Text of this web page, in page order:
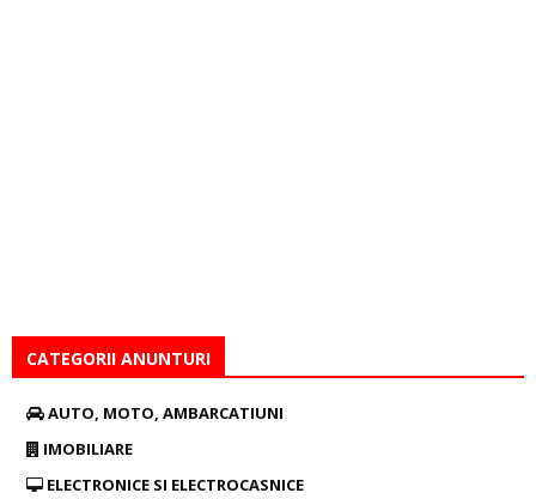
CATEGORII ANUNTURI
AUTO, MOTO, AMBARCATIUNI
IMOBILIARE
ELECTRONICE SI ELECTROCASNICE